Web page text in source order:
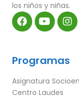
los niños y niñas.
Programas
Asignatura
Centro Laudes